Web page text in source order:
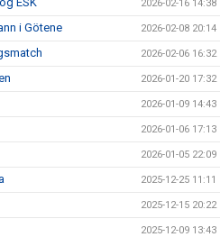
2026-02-16 14:38
i Götene 2026-02-08 20:14
2026-02-06 16:32
2026-01-20 17:32
2026-01-09 14:43
2026-01-06 17:13
2026-01-05 22:09
2025-12-25 11:11
2025-12-15 20:22
2025-12-09 13:43